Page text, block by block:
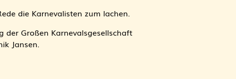
die Karnevalisten zum lachen.
Großen Karnevalsgesellschaft
Jansen.